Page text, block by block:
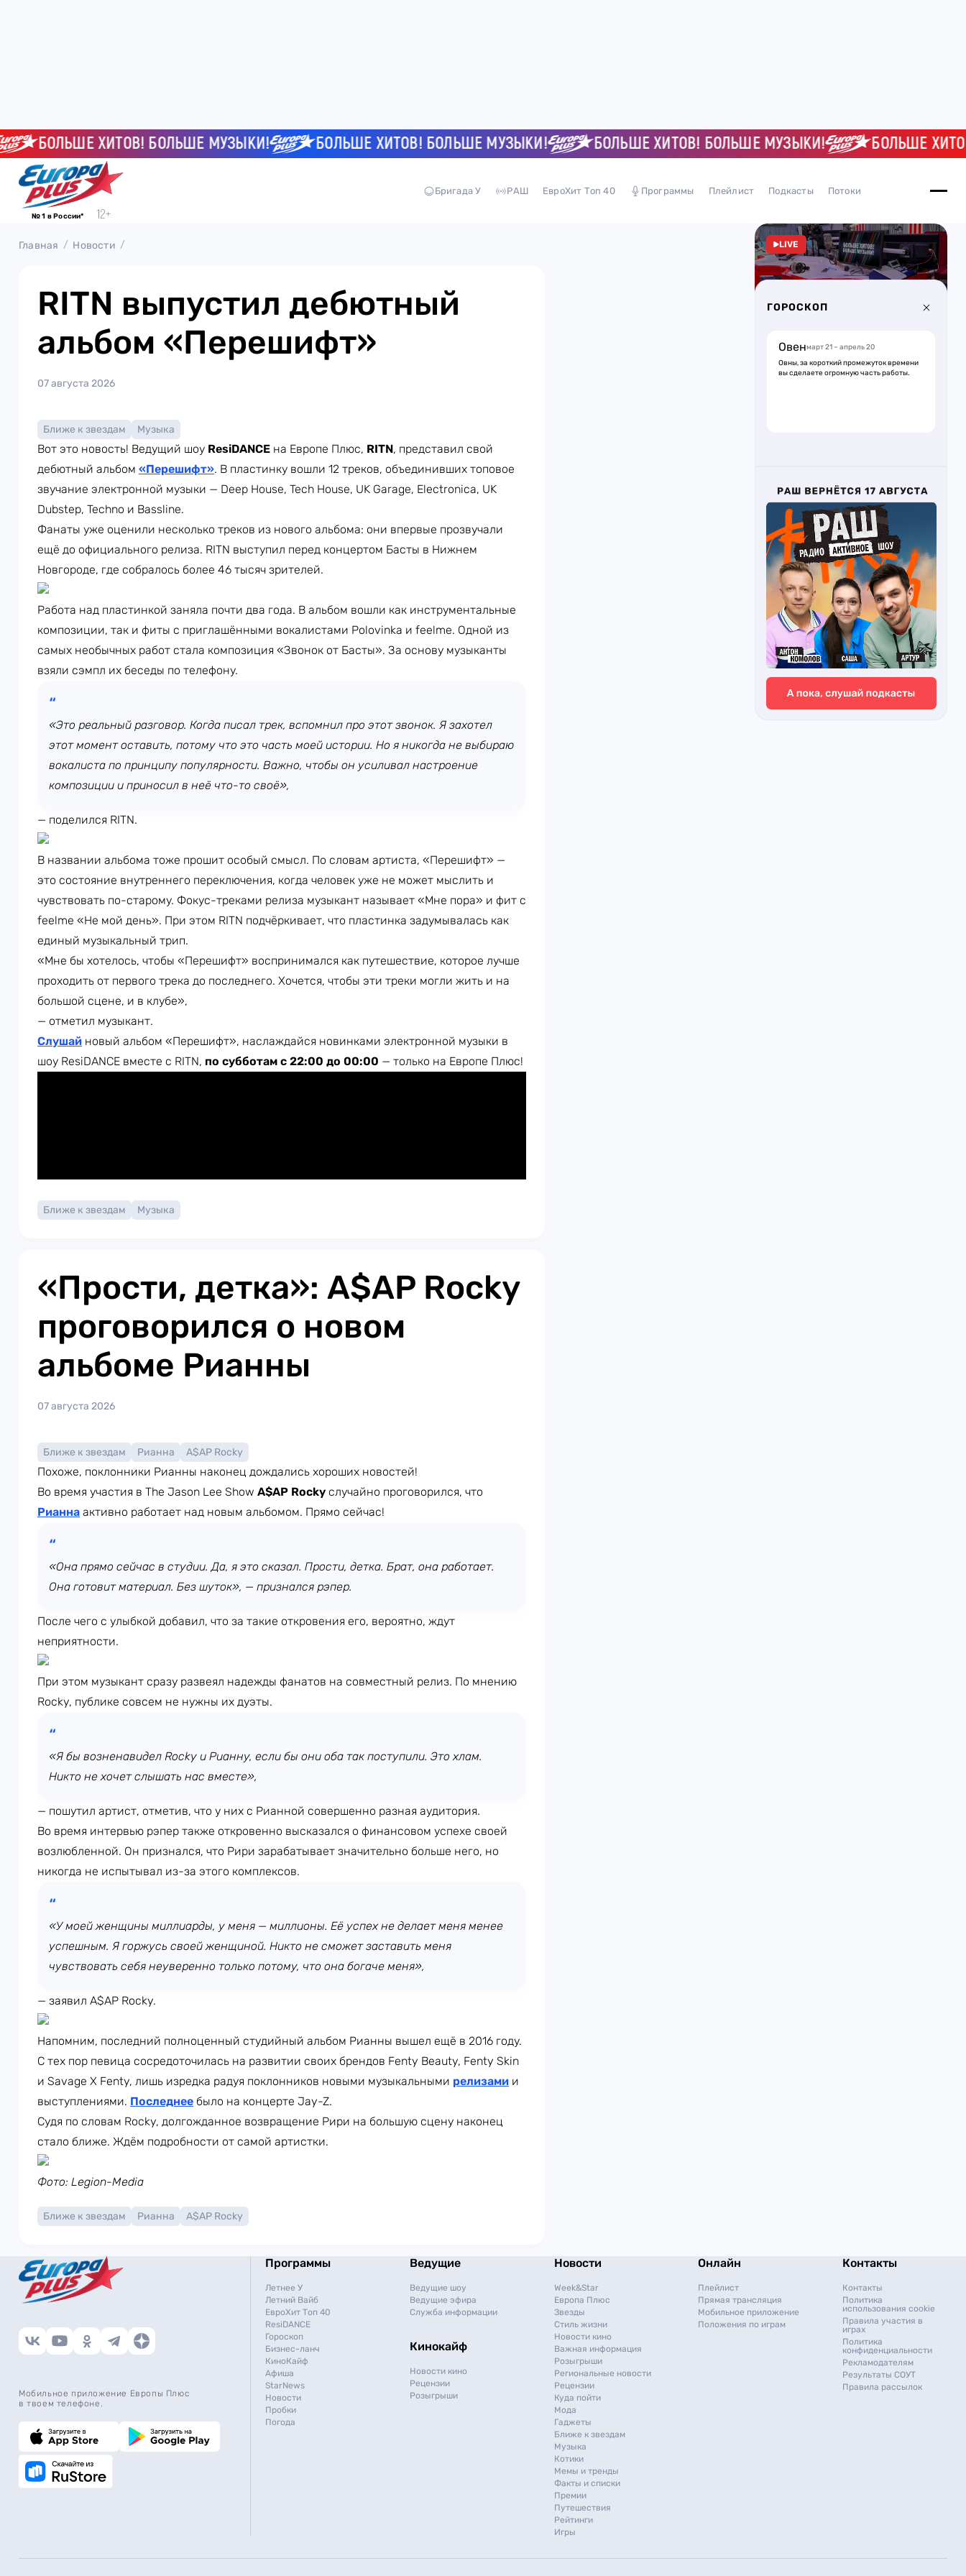
БОЛЬШЕ ХИТОВ! БОЛЬШЕ МУЗЫКИ! БОЛЬШЕ ХИТОВ! БОЛЬШЕ МУЗЫКИ! БОЛЬШЕ ХИТОВ! БОЛЬШЕ МУЗЫКИ! БОЛЬШЕ ХИТОВ!
№ 1 в России*
Бригада У РАШ ЕвроХит Топ 40 Программы Плейлист Подкасты Потоки
Главная Новости
RITN выпустил дебютный
альбом «Перешифт»
07 августа 2026
Ближе к звездам Музыка
Вот это новость! Ведущий шоу ResiDANCE на Европе Плюс, RITN, представил свой
дебютный альбом «Перешифт». В пластинку вошли 12 треков, объединивших топовое
звучание электронной музыки — Deep House, Tech House, UK Garage, Electronica, UK
Dubstep, Techno и Bassline.
Фанаты уже оценили несколько треков из нового альбома: они впервые прозвучали
ещё до официального релиза. RITN выступил перед концертом Басты в Нижнем
Новгороде, где собралось более 46 тысяч зрителей.
Работа над пластинкой заняла почти два года. В альбом вошли как инструментальные
композиции, так и фиты с приглашёнными вокалистами Polovinka и feelme. Одной из
самых необычных работ стала композиция «Звонок от Басты». За основу музыканты
взяли сэмпл их беседы по телефону.
«Это реальный разговор. Когда писал трек, вспомнил про этот звонок. Я захотел
этот момент оставить, потому что это часть моей истории. Но я никогда не выбираю
вокалиста по принципу популярности. Важно, чтобы он усиливал настроение
композиции и приносил в неё что-то своё»,
— поделился RITN.
В названии альбома тоже прошит особый смысл. По словам артиста, «Перешифт» —
это состояние внутреннего переключения, когда человек уже не может мыслить и
чувствовать по-старому. Фокус-треками релиза музыкант называет «Мне пора» и фит с
feelme «Не мой день». При этом RITN подчёркивает, что пластинка задумывалась как
единый музыкальный трип.
«Мне бы хотелось, чтобы «Перешифт» воспринимался как путешествие, которое лучше
проходить от первого трека до последнего. Хочется, чтобы эти треки могли жить и на
большой сцене, и в клубе»,
— отметил музыкант.
Слушай новый альбом «Перешифт», наслаждайся новинками электронной музыки в
шоу ResiDANCE вместе с RITN, по субботам с 22:00 до 00:00 — только на Европе Плюс!​
Ближе к звездам Музыка
«Прости, детка»: A$AP Rocky
проговорился о новом
альбоме Рианны
07 августа 2026
Ближе к звездам Рианна A$AP Rocky
Похоже, поклонники Рианны наконец дождались хороших новостей!
Во время участия в The Jason Lee Show A$AP Rocky случайно проговорился, что
Рианна активно работает над новым альбомом. Прямо сейчас!
«Она прямо сейчас в студии. Да, я это сказал. Прости, детка. Брат, она работает.
Она готовит материал. Без шуток», — признался рэпер.
После чего с улыбкой добавил, что за такие откровения его, вероятно, ждут
неприятности.
При этом музыкант сразу развеял надежды фанатов на совместный релиз. По мнению
Rocky, публике совсем не нужны их дуэты.
«Я бы возненавидел Rocky и Рианну, если бы они оба так поступили. Это хлам.
Никто не хочет слышать нас вместе»,
— пошутил артист, отметив, что у них с Рианной совершенно разная аудитория.
Во время интервью рэпер также откровенно высказался о финансовом успехе своей
возлюбленной. Он признался, что Рири зарабатывает значительно больше него, но
никогда не испытывал из-за этого комплексов.
«У моей женщины миллиарды, у меня — миллионы. Её успех не делает меня менее
успешным. Я горжусь своей женщиной. Никто не сможет заставить меня
чувствовать себя неуверенно только потому, что она богаче меня»,
— заявил A$AP Rocky.
Напомним, последний полноценный студийный альбом Рианны вышел ещё в 2016 году.
С тех пор певица сосредоточилась на развитии своих брендов Fenty Beauty, Fenty Skin
и Savage X Fenty, лишь изредка радуя поклонников новыми музыкальными релизами и
выступлениями. Последнее было на концерте Jay-Z.
Судя по словам Rocky, долгожданное возвращение Рири на большую сцену наконец
стало ближе. Ждём подробности от самой артистки.
Фото: Legion-Media
Ближе к звездам Рианна A$AP Rocky
LIVE
ГОРОСКОП
Овенмарт 21 – апрель 20
Овны, за короткий промежуток времени
вы сделаете огромную часть работы.
Мобильное приложение Европы Плюс
в твоем телефоне.
Программы
Летнее У
Летний Вайб
ЕвроХит Топ 40
ResiDANCE
Гороскоп
Бизнес-ланч
КиноКайф
Афиша
StarNews
Новости
Пробки
Погода
Ведущие
Ведущие шоу
Ведущие эфира
Служба информации
Кинокайф
Новости кино
Рецензии
Розыгрыши
Новости
Week&Star
Европа Плюс
Звезды
Стиль жизни
Новости кино
Важная информация
Розыгрыши
Региональные новости
Рецензии
Куда пойти
Мода
Гаджеты
Ближе к звездам
Музыка
Котики
Мемы и тренды
Факты и списки
Премии
Путешествия
Рейтинги
Игры
Онлайн
Плейлист
Прямая трансляция
Мобильное приложение
Положения по играм
Контакты
Контакты
Политика
использования cookie
Правила участия в
играх
Политика
конфиденциальности
Рекламодателям
Результаты СОУТ
Правила рассылок